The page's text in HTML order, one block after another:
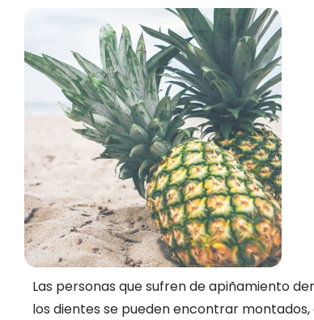
Las personas que sufren de apiñamiento
los dientes se pueden encontrar